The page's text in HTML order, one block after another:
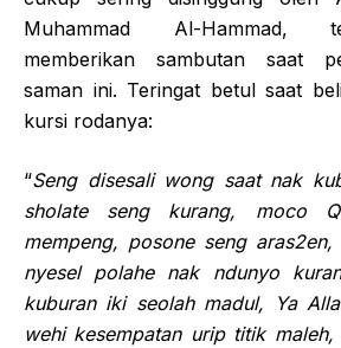
Muhammad Al-Hammad,
memberikan sambutan saat
saman ini. Teringat betul saat
kursi rodanya:
“Seng disesali wong saat nak
sholate seng kurang, moco
mempeng, posone seng
nyesel polahe nak ndunyo
kuburan iki seolah madul, Ya
wehi kesempatan urip titik